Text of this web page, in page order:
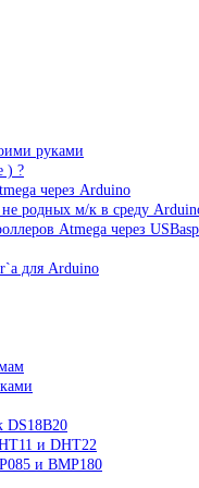
руками
) ?
через Arduino
родных м/к в среду
Atmega через USBasp
для Arduino
DS18B20
и DHT22
и BMP180